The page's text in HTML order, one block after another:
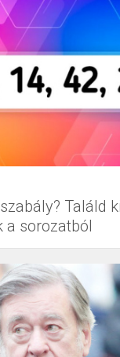
Találd
a sorozatból